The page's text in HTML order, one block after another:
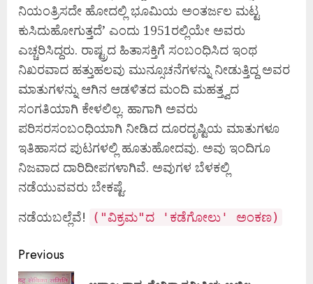
ನಿಯಂತ್ರಿಸದೇ ಹೋದಲ್ಲಿ ಭೂಮಿಯ ಅಂತರ್ಜಲ ಮಟ್ಟ
ಕುಸಿದುಹೋಗುತ್ತದೆ’ ಎಂದು 1951ರಲ್ಲಿಯೇ ಅವರು
ಎಚ್ಚರಿಸಿದ್ದರು. ರಾಷ್ಟ್ರದ ಹಿತಾಸಕ್ತಿಗೆ ಸಂಬಂಧಿಸಿದ ಇಂಥ
ನಿಖರವಾದ ಹತ್ತುಹಲವು ಮುನ್ಸೂಚನೆಗಳನ್ನು ನೀಡುತ್ತಿದ್ದ ಅವರ
ಮಾತುಗಳನ್ನು ಆಗಿನ ಆಡಳಿತದ ಮಂದಿ ಮಹತ್ತ್ವದ
ಸಂಗತಿಯಾಗಿ ಕೇಳಲಿಲ್ಲ. ಹಾಗಾಗಿ ಅವರು
ಪರಿಸರಸಂಬಂಧಿಯಾಗಿ ನೀಡಿದ ದೂರದೃಷ್ಟಿಯ ಮಾತುಗಳೂ
ಇತಿಹಾಸದ ಪುಟಗಳಲ್ಲಿ ಹೂತುಹೋದವು. ಅವು ಇಂದಿಗೂ
ನಿಜವಾದ ದಾರಿದೀಪಗಳಾಗಿವೆ. ಅವುಗಳ ಬೆಳಕಲ್ಲಿ
ನಡೆಯುವವರು ಬೇಕಷ್ಟೆ.
ನಡೆಯಬಲ್ಲೆವೆ!
("ವಿಕ್ರಮ"ದ 'ಕಡೆಗೋಲು' ಅಂಕಣ)
Continue
Previous